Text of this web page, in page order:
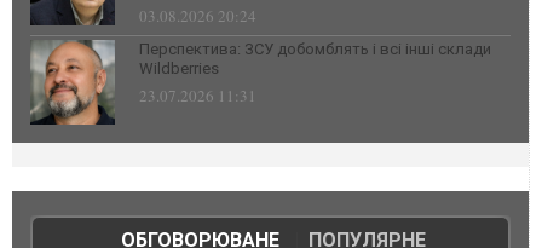
03.08.2026 20:24
Перспектива: ЗСУ добомблять і всі інші склади
Wildberries
23.07.2026 11:31
ОБГОВОРЮВАНЕ| ПОПУЛЯРНЕ